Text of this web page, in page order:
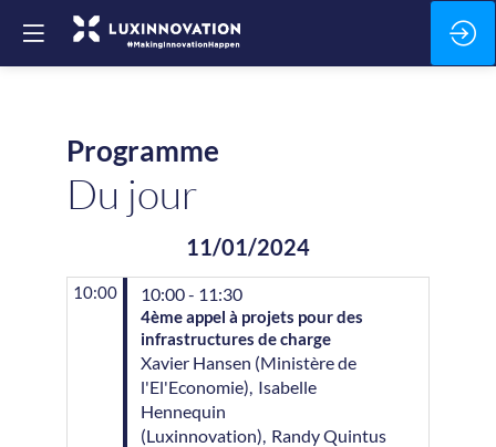
Programme
Du jour
11/01/2024
10:00 10:00 - 11:30
4ème appel à projets pour des
infrastructures de charge
Xavier Hansen (Ministère de
l'El'Economie) Isabelle
Hennequin
(Luxinnovation) RandyQuintus